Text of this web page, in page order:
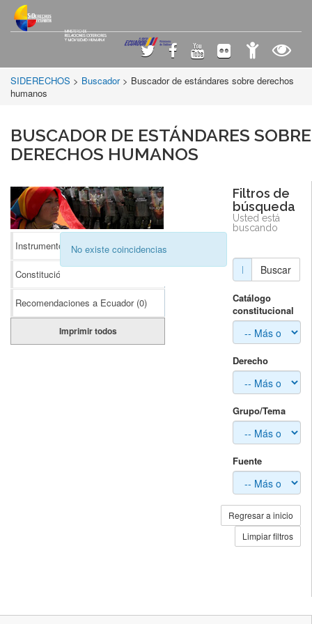
SIDERECHOS > Buscador > Buscador de estándares sobre derechos
humanos
BUSCADOR DE ESTÁNDARES SOBRE
DERECHOS HUMANOS
Instrumentos Internacionales(0)
Constitución
Recomendaciones a Ecuador (0)
Imprimir todos
No existe coincidencias
Filtros de
búsqueda
Usted está
buscando
Buscar
Catálogo
constitucional
Derecho
Grupo/Tema
Fuente
Regresar a inicio
Limpiar filtros